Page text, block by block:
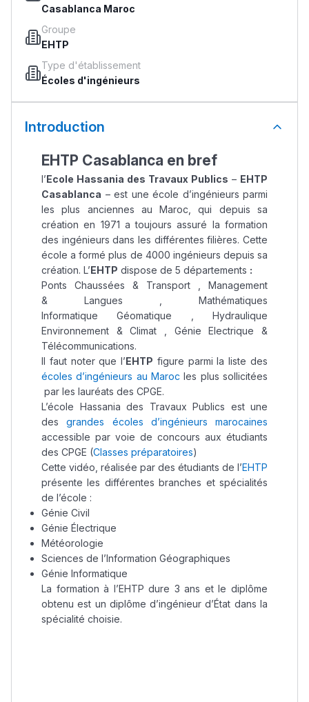
Casablanca Maroc
Groupe
EHTP
Type d'établissement
Écoles d'ingénieurs
Introduction
EHTP Casablanca en bref
l’Ecole Hassania des Travaux Publics – EHTP
Casablanca – est une école d’ingénieurs parmi
les plus anciennes au Maroc, qui depuis sa
création en 1971 a toujours assuré la formation
des ingénieurs dans les différentes filières. Cette
école a formé plus de 4000 ingénieurs depuis sa
création. L’EHTP dispose de 5 départements :
Ponts Chaussées & Transport , Management
& Langues , Mathématiques
Informatique Géomatique , Hydraulique
Environnement & Climat , Génie Electrique &
Télécommunications.
Il faut noter que l’EHTP figure parmi la liste des
écoles d’ingénieurs au Maroc les plus sollicitées
par les lauréats des CPGE.
L’école Hassania des Travaux Publics est une
des grandes écoles d’ingénieurs marocaines
accessible par voie de concours aux étudiants
des CPGE (Classes préparatoires)
Cette vidéo, réalisée par des étudiants de l’EHTP
présente les différentes branches et spécialités
de l’école :
Génie Civil
Génie Électrique
Météorologie
Sciences de l’Information Géographiques
Génie Informatique
La formation à l’EHTP dure 3 ans et le diplôme
obtenu est un diplôme d’ingénieur d’État dans la
spécialité choisie.